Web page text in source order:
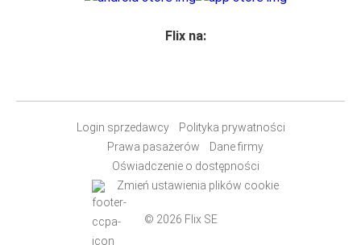
Flix na:
Login sprzedawcy
Polityka prywatności
Prawa pasażerów
Dane firmy
Oświadczenie o dostępności
Zmień ustawienia plików cookie
© 2026 Flix SE